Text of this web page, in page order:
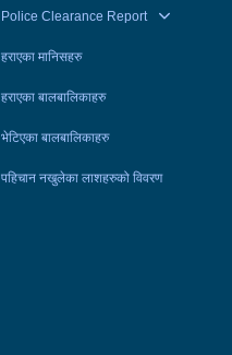
Police Clearance Report
हराएका मानिसहरु
हराएका बालबालिकाहरु
भेटिएका बालबालिकाहरु
पहिचान नखुलेका लाशहरुको विवरण